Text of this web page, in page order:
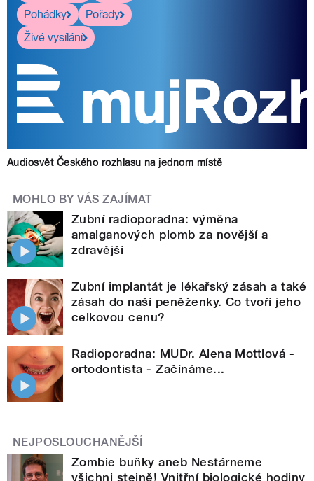
Pohádky
Pořady
Živé vysílání
Audiosvět Českého rozhlasu na jednom místě
MOHLO BY VÁS ZAJÍMAT
Zubní radioporadna: výměna
amalganových plomb za novější a
zdravější
Zubní implantát je lékařský zásah a také
zásah do naší peněženky. Co tvoří jeho
celkovou cenu?
Radioporadna: MUDr. Alena Mottlová -
ortodontista - Začínáme...
NEJPOSLOUCHANĚJŠÍ
Zombie buňky aneb Nestárneme
všichni stejně! Vnitřní biologické hodiny